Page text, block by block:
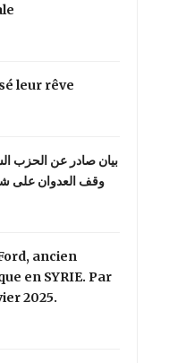
leur rêve
بيان صادر عن الحزب
وقف العدوان على
ancien
en SYRIE. Par
2025.